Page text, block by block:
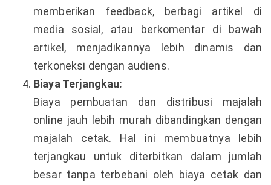
memberikan feedback, berbagi artikel di
media sosial, atau berkomentar di bawah
artikel, menjadikannya lebih dinamis dan
terkoneksi dengan audiens.
Biaya Terjangkau:
Biaya pembuatan dan distribusi majalah
online jauh lebih murah dibandingkan dengan
majalah cetak. Hal ini membuatnya lebih
terjangkau untuk diterbitkan dalam jumlah
besar tanpa terbebani oleh biaya cetak dan